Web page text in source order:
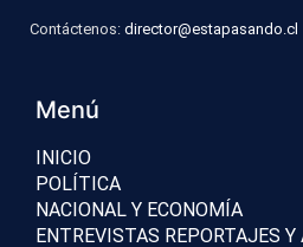
Contáctenos: director@estapasando.cl
Menú
INICIO
POLÍTICA
NACIONAL Y ECONOMÍA
ENTREVISTAS REPORTAJES